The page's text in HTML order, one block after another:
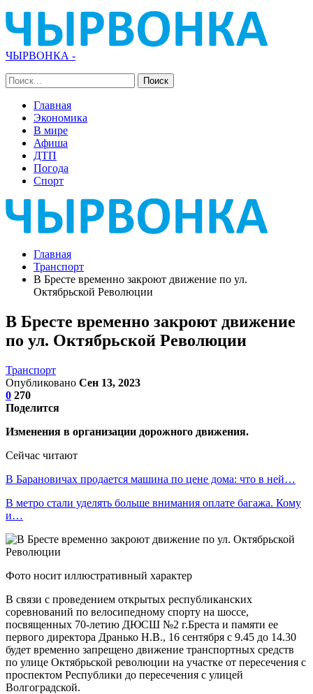
ЧЫРВОНКА -
Главная
Экономика
В мире
Афиша
ДТП
Погода
Спорт
Главная
Транспорт
В Бресте временно закроют движение по ул.
Октябрьской Революции
В Бресте временно закроют движение
по ул. Октябрьской Революции
Транспорт
Опубликовано Сен 13, 2023
0 270
Поделится
Изменения в организации дорожного движения.
Сейчас читают
В Барановичах продается машина по цене дома: что в ней…
В метро стали уделять больше внимания оплате багажа. Кому
и…
Фото носит иллюстративный характер
В связи с проведением открытых республиканских
соревнований по велосипедному спорту на шоссе,
посвященных 70-летию ДЮСШ №2 г.Бреста и памяти ее
первого директора Дранько Н.В., 16 сентября с 9.45 до 14.30
будет временно запрещено движение транспортных средств
по улице Октябрьской революции на участке от пересечения с
проспектом Республики до пересечения с улицей
Волгоградской.